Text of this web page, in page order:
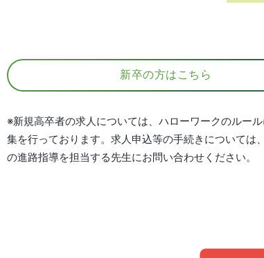
新卒の方はこちら
※新規高卒者の求人については、ハローワークのルー
集を行っております。求人申込等の手続きについては
の進路指導を担当する先生にお問い合わせください。